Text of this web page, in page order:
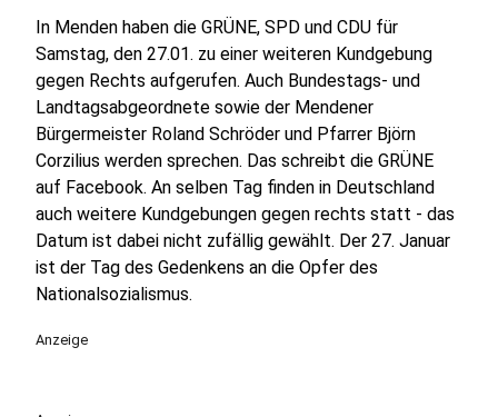
In Menden haben die GRÜNE, SPD und CDU für
Samstag, den 27.01. zu einer weiteren Kundgebung
gegen Rechts aufgerufen. Auch Bundestags- und
Landtagsabgeordnete sowie der Mendener
Bürgermeister Roland Schröder und Pfarrer Björn
Corzilius werden sprechen. Das schreibt die GRÜNE
auf Facebook. An selben Tag finden in Deutschland
auch weitere Kundgebungen gegen rechts statt - das
Datum ist dabei nicht zufällig gewählt. Der 27. Januar
ist der Tag des Gedenkens an die Opfer des
Nationalsozialismus.
Anzeige